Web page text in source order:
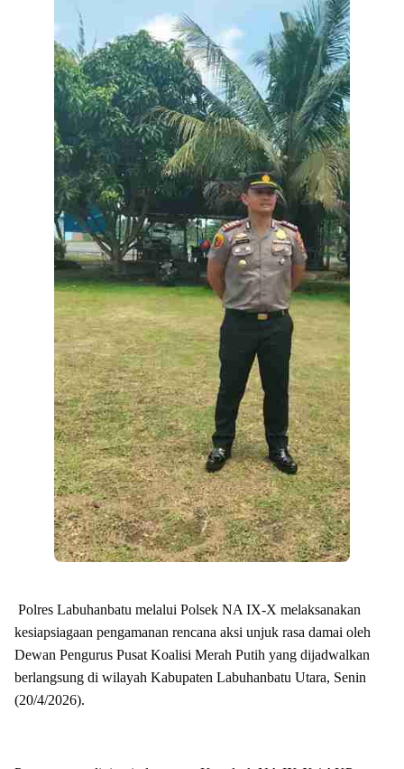
Polres Labuhanbatu melalui Polsek NA IX-X melaksanakan
kesiapsiagaan pengamanan rencana aksi unjuk rasa damai oleh
Dewan Pengurus Pusat Koalisi Merah Putih yang dijadwalkan
berlangsung di wilayah Kabupaten Labuhanbatu Utara, Senin
(20/4/2026).